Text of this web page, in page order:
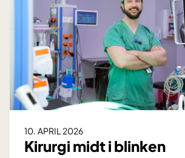
s
o
m
e
10. APRIL 2026
Kirurgi midt i blinken